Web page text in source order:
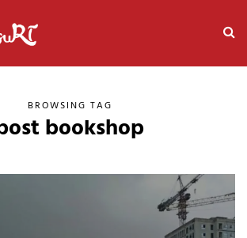
BROWSING TAG
bookshop